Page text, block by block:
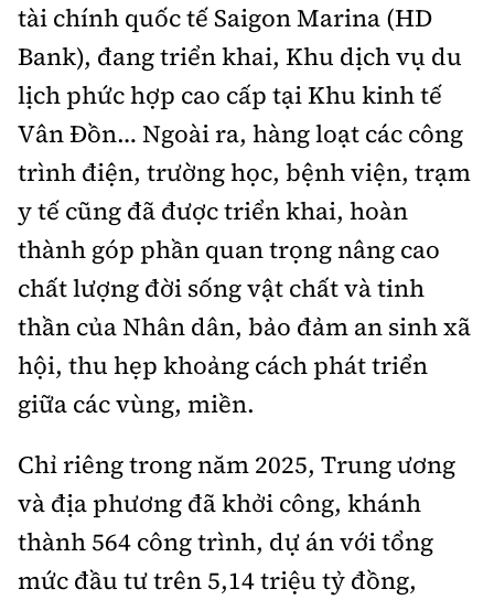
tài chính quốc tế Saigon Marina (HD
Bank), đang triển khai, Khu dịch vụ du
lịch phức hợp cao cấp tại Khu kinh tế
Vân Đồn… Ngoài ra, hàng loạt các công
trình điện, trường học, bệnh viện, trạm
y tế cũng đã được triển khai, hoàn
thành góp phần quan trọng nâng cao
chất lượng đời sống vật chất và tinh
thần của Nhân dân, bảo đảm an sinh xã
hội, thu hẹp khoảng cách phát triển
giữa các vùng, miền.
Chỉ riêng trong năm 2025, Trung ương
và địa phương đã khởi công, khánh
thành 564 công trình, dự án với tổng
mức đầu tư trên 5,14 triệu tỷ đồng,